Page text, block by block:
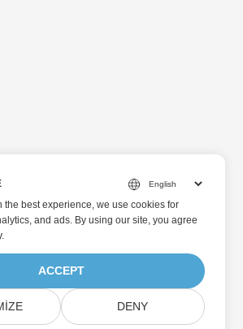
the best experience, we use cookies for
and ads. By using our site, you agree
.
ACCEPT
DENY